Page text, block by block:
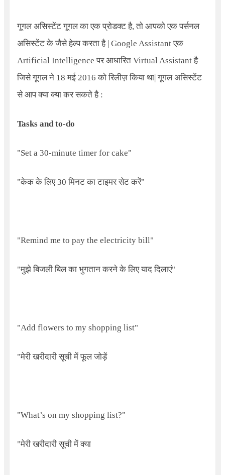
गूगल असिस्टेंट गूगल का एक प्रोडक्ट है, तो आपको एक पर्सनल
असिस्टेंट के जैसे हेल्प करता है | Google Assistantएक
Artificial Intelligenceपर आधारित Virtual Assistantहै
जिसे गूगल ने 18 मई 2016 को रिलीज़ किया था| गूगल असिस्टेंट
से आप क्या क्या कर सकते है :
Tasks and to-do
"Set a 30-minute timer for cake"
"केक के लिए 30 मिनट का टाइमर सेट करें"
"Remind me to pay the electricity bill"
"मुझे बिजली बिल का भुगतान करने के लिए याद दिलाएं"
"Add flowers to my shopping list"
"मेरी खरीदारी सूची में फूल जोड़ें
"What’s on my shopping list?"
"मेरी खरीदारी सूची में क्या